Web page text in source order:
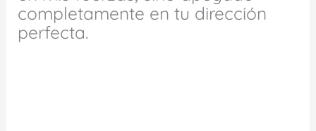
completamente en tu dirección
perfecta.